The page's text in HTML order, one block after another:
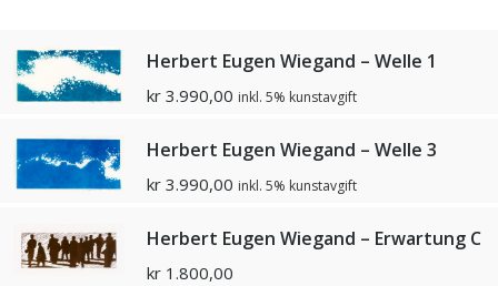
Herbert Eugen Wiegand – Welle 1
kr 3.990,00 inkl. 5% kunstavgift
Herbert Eugen Wiegand – Welle 3
kr 3.990,00 inkl. 5% kunstavgift
Herbert Eugen Wiegand – Erwartung C
kr 1.800,00